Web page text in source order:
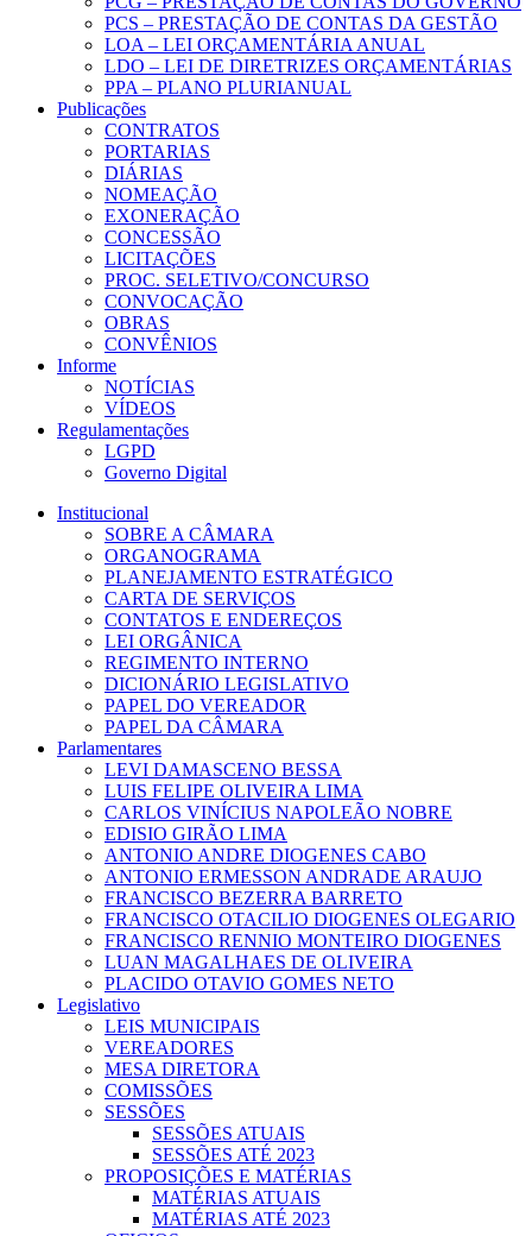
PCS – PRESTAÇÃO DE CONTAS DA GESTÃO
LOA – LEI ORÇAMENTÁRIA ANUAL
LDO – LEI DE DIRETRIZES ORÇAMENTÁRIAS
PPA – PLANO PLURIANUAL
Publicações
CONTRATOS
PORTARIAS
DIÁRIAS
NOMEAÇÃO
EXONERAÇÃO
CONCESSÃO
LICITAÇÕES
PROC. SELETIVO/CONCURSO
CONVOCAÇÃO
OBRAS
CONVÊNIOS
Informe
NOTÍCIAS
VÍDEOS
Regulamentações
LGPD
Governo Digital
Institucional
SOBRE A CÂMARA
ORGANOGRAMA
PLANEJAMENTO ESTRATÉGICO
CARTA DE SERVIÇOS
CONTATOS E ENDEREÇOS
LEI ORGÂNICA
REGIMENTO INTERNO
DICIONÁRIO LEGISLATIVO
PAPEL DO VEREADOR
PAPEL DA CÂMARA
Parlamentares
LEVI DAMASCENO BESSA
LUIS FELIPE OLIVEIRA LIMA
CARLOS VINÍCIUS NAPOLEÃO NOBRE
EDISIO GIRÃO LIMA
ANTONIO ANDRE DIOGENES CABO
ANTONIO ERMESSON ANDRADE ARAUJO
FRANCISCO BEZERRA BARRETO
FRANCISCO OTACILIO DIOGENES OLEGARIO
FRANCISCO RENNIO MONTEIRO DIOGENES
LUAN MAGALHAES DE OLIVEIRA
PLACIDO OTAVIO GOMES NETO
Legislativo
LEIS MUNICIPAIS
VEREADORES
MESA DIRETORA
COMISSÕES
SESSÕES
SESSÕES ATUAIS
SESSÕES ATÉ 2023
PROPOSIÇÕES E MATÉRIAS
MATÉRIAS ATUAIS
MATÉRIAS ATÉ 2023